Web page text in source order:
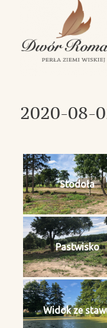
2020-08-
Stodoła
Pastwisko
Widok ze